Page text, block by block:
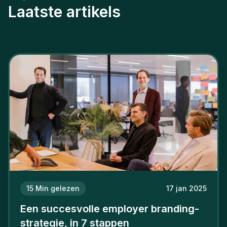
Laatste artikels
15 Min gelezen 17 jan 2025
Een succesvolle employer branding-
strategie, in 7 stappen